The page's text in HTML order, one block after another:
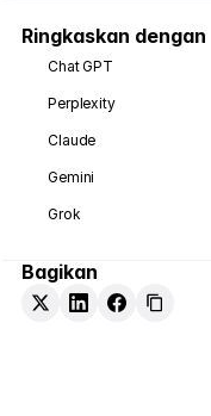
Ringkaskan dengan
Chat GPT
Perplexity
Claude
Gemini
Grok
Bagikan